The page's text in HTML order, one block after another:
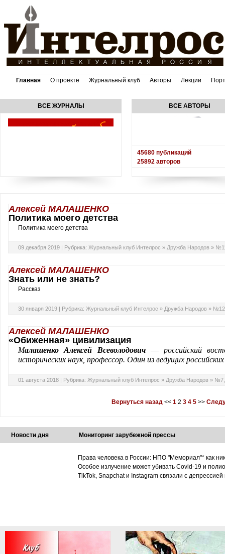
Главная О проекте Журнальный клуб Авторы Лекции
ВСЕ ЖУРНАЛЫ ВСЕ АВТОРЫ
45680 публикаций
25892 авторов
Алексей МАЛАШЕНКО
Политика моего детства
Политика моего детства
09 декабря 2019 | Рубрика: Журнальный клуб Интелрос » Дружба Народов »
Алексей МАЛАШЕНКО
Знать или не знать?
Рассказ
30 января 2019 | Рубрика: Журнальный клуб Интелрос » Дружба Народов »
Алексей МАЛАШЕНКО
«Обиженная» цивилизация
Малашенко Алексей Всеволодович — российский
исторических наук, профессор. Один из ведущих
01 августа 2018 | Рубрика: Журнальный клуб Интелрос » Дружба Народов » №7,
Вернуться назад << 1 2 3 4 5 >>
Новости дня Мониторинг зарубежной прессы
Права человека в России: НПО "Мемориал"* как
Особое излучение может убивать Covid-19 и
TikTok, Snapchat и Instagram связали с